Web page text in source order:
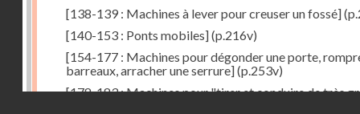
[138-139 : Machines à lever pour creuser un fossé]
[140-153 : Ponts mobiles](p.216v)
[154-177 : Machines pour dégonder une porte,
barreaux, arracher une serrure](p.253v)
[178-183 : Machines pour "tirer et conduire de très